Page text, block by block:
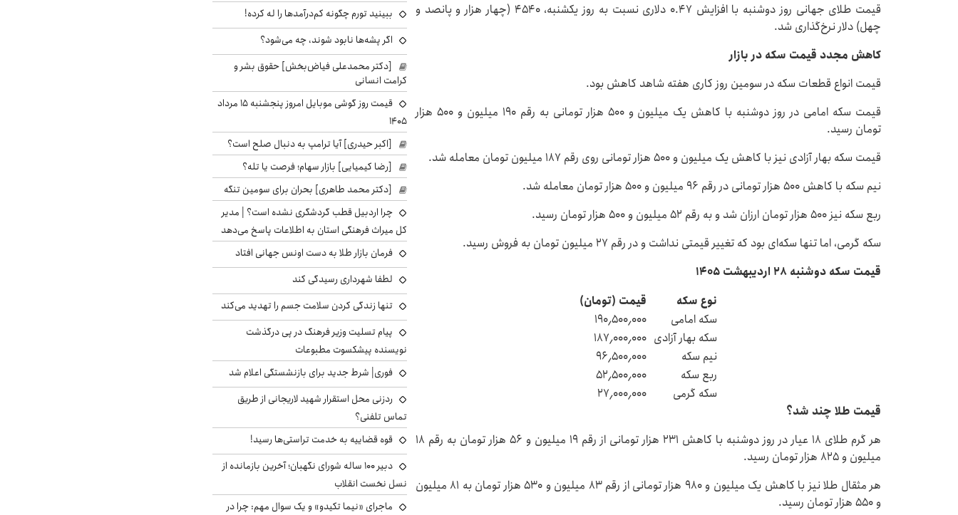
قیمت طلای جهانی روز دوشنبه با افزایش ۰.۴۷ دلاری نسبت به روز یکشنبه، ۴۵۴۰ (چهار هزار و پانصد و
چهل) دلار نرخ‌گذاری شد.
کاهش مجدد قیمت سکه در بازار
قیمت انواع قطعات سکه در سومین روز کاری هفته شاهد کاهش بود.
قیمت سکه امامی در روز دوشنبه با کاهش یک میلیون و ۵۰۰ هزار تومانی به رقم ۱۹۰ میلیون و ۵۰۰ هزار
تومان رسید.
قیمت سکه بهار آزادی نیز با کاهش یک میلیون و ۵۰۰ هزار تومانی روی رقم ۱۸۷ میلیون تومان معامله شد.
نیم سکه با کاهش ۵۰۰ هزار تومانی در رقم ۹۶ میلیون و ۵۰۰ هزار تومان معامله شد.
ربع سکه نیز ۵۰۰ هزار تومان ارزان شد و به رقم ۵۲ میلیون و ۵۰۰ هزار تومان رسید.
سکه گرمی، اما تنها سکه‌ای بود که تغییر قیمتی نداشت و در رقم ۲۷ میلیون تومان به فروش رسید.
قیمت سکه دوشنبه ۲۸ اردیبهشت ۱۴۰۵
نوع سکه
قیمت (تومان)
سکه امامی
۱۹۰٫۵۰۰٫۰۰۰
سکه بهار آزادی ۱۸۷٫۰۰۰٫۰۰۰
نیم سکه
۹۶٫۵۰۰٫۰۰۰
ربع سکه
۵۲٫۵۰۰٫۰۰۰
سکه گرمی
۲۷٫۰۰۰٫۰۰۰
قیمت طلا چند شد؟
هر گرم طلای ۱۸ عیار در روز دوشنبه با کاهش ۲۳۱ هزار تومانی از رقم ۱۹ میلیون و ۵۶ هزار تومان به رقم ۱۸
میلیون و ۸۲۵ هزار تومان رسید.
هر مثقال طلا نیز با کاهش یک میلیون و ۹۸۰ هزار تومانی از رقم ۸۳ میلیون و ۵۳۰ هزار تومان به ۸۱ میلیون
و ۵۵۰ هزار تومان رسید.
ببینید تورم چگونه کم‌درآمدها را له کرده!
اگر پشه‌ها نابود شوند، چه می‌شود؟
[دکتر محمدعلی فیاض‌بخش] حقوق بشر و
کرامت انسانی
قیمت روز گوشی موبایل امروز پنجشنبه ۱۵ مرداد
۱۴۰۵
[اکبر حیدری] آیا ترامپ به دنبال صلح است؟
[رضا کیمیایی] بازار سهام؛ فرصت یا تله؟
[دکتر محمد طاهری] بحران برای سومین تنگه
چرا اردبیل قطب گردشگری نشده است؟ | مدیر
کل میراث فرهنگی استان به اطلاعات پاسخ می‌دهد
فرمان بازار طلا به دست اونس جهانی افتاد
لطفا شهرداری رسیدگی کند
تنها زندگی کردن سلامت جسم را تهدید می‌کند
پیام تسلیت وزیر فرهنگ در پی درگذشت
نویسنده پیشکسوت مطبوعات
فوری| شرط جدید برای بازنشستگی اعلام شد
ردزنی محل استقرار شهید لاریجانی از طریق
تماس تلفنی؟
قوه قضاییه به خدمت تراستی‌ها رسید!
دبیر ۱۰۰ ساله شورای نگهبان؛ آخرین بازمانده از
نسل نخست انقلاب
ماجرای «نیما تکیدو» و یک سوال مهم: چرا در